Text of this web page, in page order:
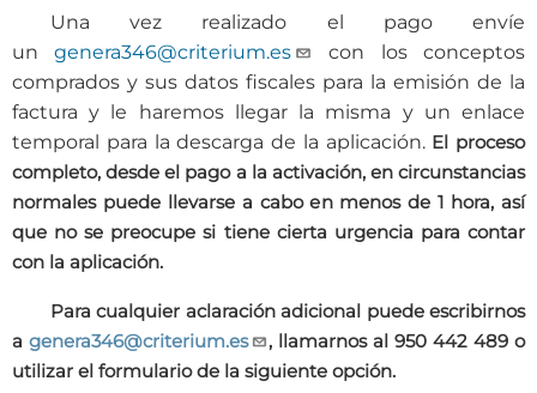
Una vez realizado el pago envíe
ungenera346@criterium.es
con los conceptos
comprados y sus datos fiscales para la emisión de la
factura y le haremos llegar la misma y un enlace
temporal para la descarga de la aplicación. El proceso
completo, desde el pago a la activación, en circunstancias
normales puede llevarse a cabo en menos de 1 hora, así
que no se preocupe si tiene cierta urgencia para contar
con la aplicación.
Para cualquier aclaración adicional puede escribirnos
a genera346@criterium.es
, llamarnos al 950 442 489 o
utilizar el formulario de la siguiente opción.